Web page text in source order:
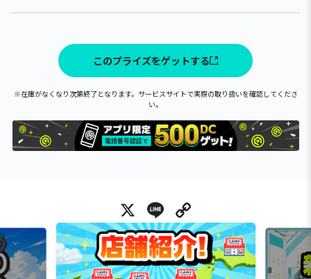
このプライズをゲットする
※在庫がなくなり次第終了となります。サービスサイトで実際の取り扱いを確認してくださ
い。
X Line